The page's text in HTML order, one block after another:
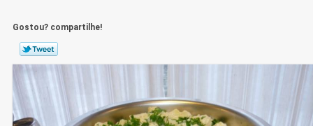
Gostou? compartilhe!